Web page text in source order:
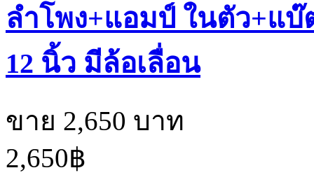
ลำโพง+แอมป์ ในตัว+แ
12 นิ้ว มีล้อเลื่อน
ขาย 2,650 บาท
2,650฿